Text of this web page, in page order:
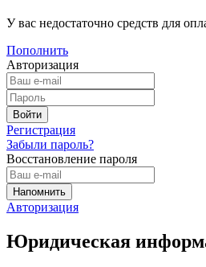
У вас недостаточно средств для
Пополнить
Авторизация
Регистрация
Забыли пароль?
Восстановление пароля
Авторизация
Юридическая